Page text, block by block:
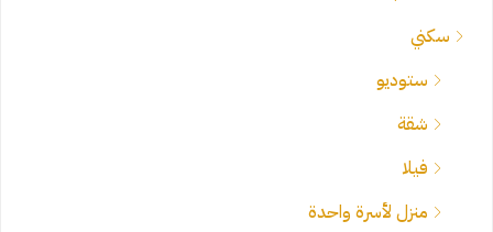
سكني
ستوديو
شقة
فيلا
منزل لأسرة واحدة